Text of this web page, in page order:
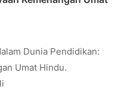
Dunia Pendidikan:
Umat Hindu.